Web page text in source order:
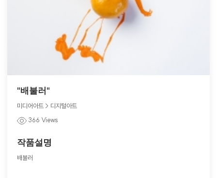
"배불러"
미디어아트 > 디지털아트
366 Views
작품설명
배불러